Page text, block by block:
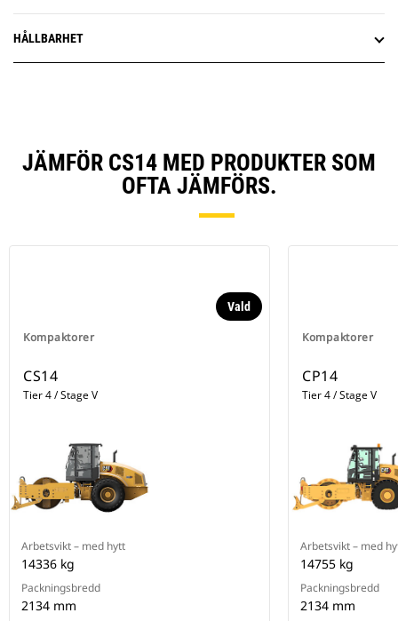
HÅLLBARHET
JÄMFÖR CS14 MED PRODUKTER SOM
OFTA JÄMFÖRS.
Kompaktorer
Vald
CS14
Tier 4 / Stage V
Arbetsvikt – med hytt
14336 kg
Packningsbredd
2134 mm
Kompaktorer
CP14
Tier 4 / Stage V
Arbetsvikt – med
14755 kg
Packningsbredd
2134 mm